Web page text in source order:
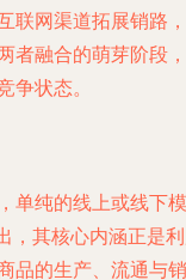
联网渠道拓展销路，
者融合的萌芽阶段，
争状态。
单纯的线上或线下模
，其核心内涵正是
品的生产、流通与销